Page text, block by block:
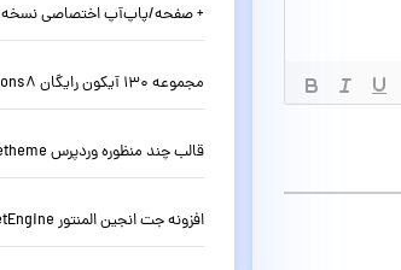
+ صفحه/پاپ‌آپ اختصاصی نسخه 0.9.2.4
مجموعه 130 آیکون رایگان Icons8 به صورت SVG
قالب چند منظوره وردپرس Betheme نسخه 28.5.6
افزونه جت انجین المنتور JetEngine نسخه 3.8.13.2